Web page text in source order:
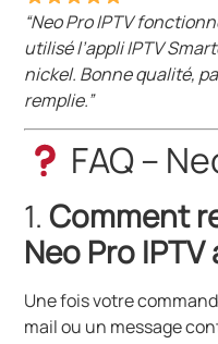
“Neo Pro IPTV
utilisé l’appli IPTV
nickel. Bonne qualité,
remplie.”
FAQ –
1.Comment
Neo Pro
Une fois votre
mail ou un message